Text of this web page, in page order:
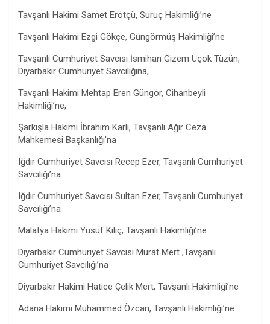
Tavşanlı Hakimi Samet Erötçü, Suruç Hakimliği’ne
Tavşanlı Hakimi Ezgi Gökçe, Güngörmüş Hakimliği’ne
Tavşanlı Cumhuriyet Savcısı İsmihan Gizem Üçok Tüzün,
Diyarbakır Cumhuriyet Savcılığına,
Tavşanlı Hakimi Mehtap Eren Güngör, Cihanbeyli
Hakimliği’ne,
Şarkışla Hakimi İbrahim Karlı, Tavşanlı Ağır Ceza
Mahkemesi Başkanlığı’na
Iğdır Cumhuriyet Savcısı Recep Ezer, Tavşanlı Cumhuriyet
Savcılığı’na
Iğdır Cumhuriyet Savcısı Sultan Ezer, Tavşanlı Cumhuriyet
Savcılığı’na
Malatya Hakimi Yusuf Kılıç, Tavşanlı Hakimliği’ne
Diyarbakır Cumhuriyet Savcısı Murat Mert ,Tavşanlı
Cumhuriyet Savcılığı’na
Diyarbakır Hakimi Hatice Çelik Mert, Tavşanlı Hakimliği’ne
Adana Hakimi Muhammed Özcan, Tavşanlı Hakimliği’ne